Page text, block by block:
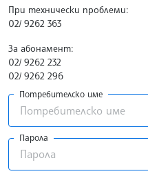
При технически проблеми:
02/ 9262 363
За абонамент:
02/ 9262 232
02/ 9262 296
Потребителско име
Парола